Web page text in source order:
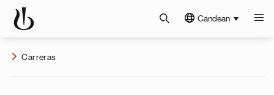
Candean
Carreras